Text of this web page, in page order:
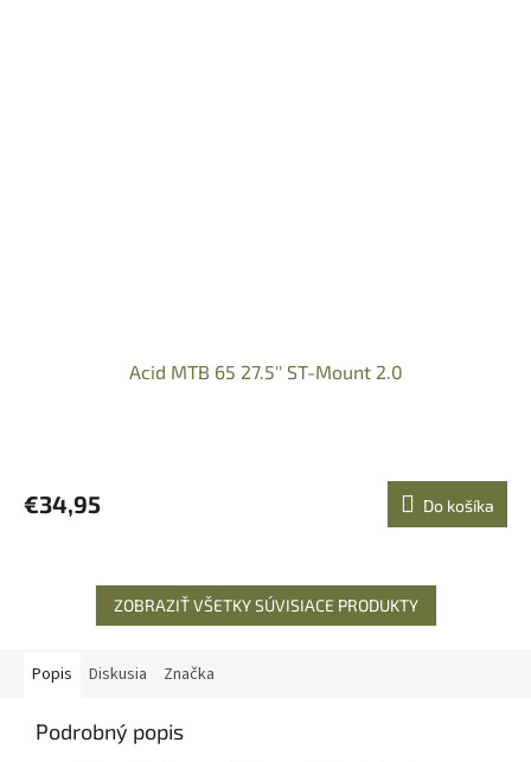
Acid MTB 65 27.5'' ST-Mount 2.0
€34,95 Do košíka
ZOBRAZIŤ VŠETKY SÚVISIACE PRODUKTY
Popis Diskusia Značka
Podrobný popis